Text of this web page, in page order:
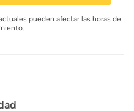
pueden afectar las horas de